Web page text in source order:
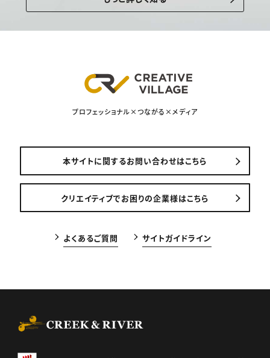
プロフェッショナル×つながる×メディア
本サイトに関するお問い合わせはこちら
クリエイティブでお困りの企業様はこちら
よくあるご質問 サイトガイドライン